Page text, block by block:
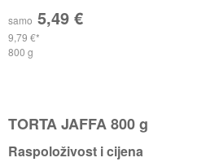
samo 5,49 €
9,79 €
800 g
TORTA JAFFA 800 g
Raspoloživost i cijena